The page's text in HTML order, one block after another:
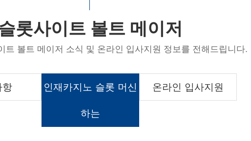
롯사이트 볼트 메이저
트 볼트 메이저 소식 및 온라인 입사지원 정보를 전해드립니다.
항 인재카지노 슬롯 머신
하는
온라인 입사지원